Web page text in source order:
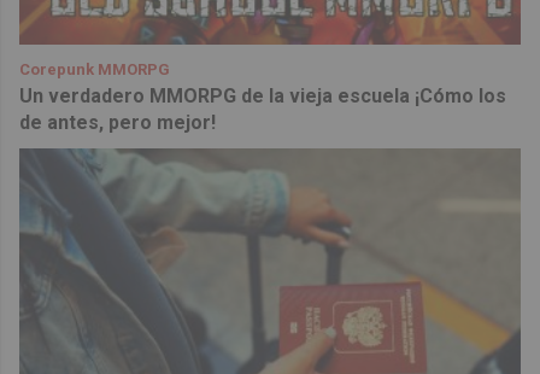
Corepunk MMORPG
Un verdadero MMORPG de la vieja escuela ¡Cómo los
de antes, pero mejor!